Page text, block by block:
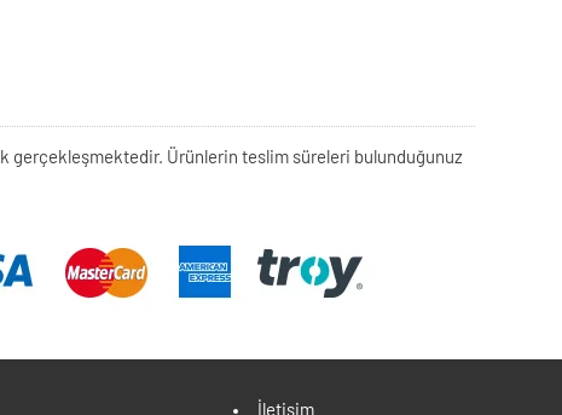
gerçekleşmektedir. Ürünlerin teslim süreleri bulunduğunuz
İletişim